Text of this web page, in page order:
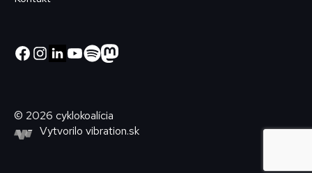
© 2026 cyklokoalícia
Vytvorilo vibration.sk